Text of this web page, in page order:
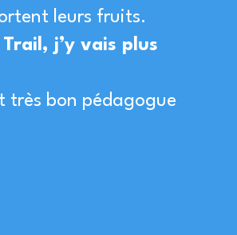
leurs fruits.
j’y vais plus
très bon pédagogue